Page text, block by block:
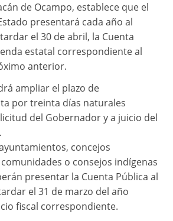
de Ocampo, establece que el
presentará cada año al
el 30 de abril, la Cuenta
estatal correspondiente al
anterior.
ampliar el plazo de
por treinta días naturales
del Gobernador y a juicio del
concejos
o consejos indígenas
presentar la Cuenta Pública al
el 31 de marzo del año
fiscal correspondiente.